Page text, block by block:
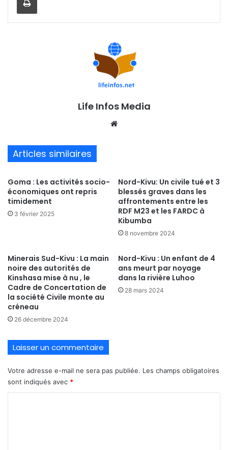
Life Infos Media
Articles similaires
Goma : Les activités socio-
économiques ont repris
timidement
3 février 2025
Nord-Kivu: Un civile tué et 3
blessés graves dans les
affrontements entre les
RDF M23 et les FARDC à
Kibumba
8 novembre 2024
Minerais Sud-Kivu : La main
noire des autorités de
Kinshasa mise à nu , le
Cadre de Concertation de
la société Civile monte au
créneau
26 décembre 2024
Nord-Kivu : Un enfant de 4
ans meurt par noyage
dans la rivière Luhoo
28 mars 2024
Laisser un commentaire
Votre adresse e-mail ne sera pas publiée. Les champs obligatoires
sont indiqués avec *